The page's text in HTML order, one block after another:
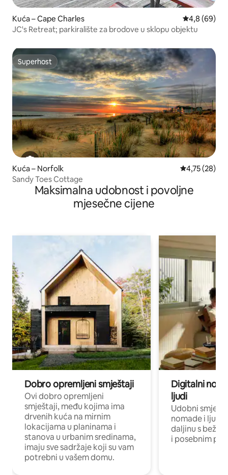
Kuća – Cape Charles Prosječna
4,8 (69)
JC's Retreat; parkiralište za brodove u sklopu objektu
Superhost
Superhost
Kuća – Norfolk Prosječna
4,75 (28)
Sandy Toes Cottage
Maksimalna udobnost i povoljne
mjesečne cijene
Dobro opremljeni smještaji
Ovi dobro opremljeni
smještaji, među kojima ima
drvenih kuća na mirnim
lokacijama u planinama i
stanova u urbanim sredinama,
imaju sve sadržaje koji su vam
potrebni u vašem domu.
Digitalni
ljudi
Udobni
nomade i ljude
daljinu s
i posebnim